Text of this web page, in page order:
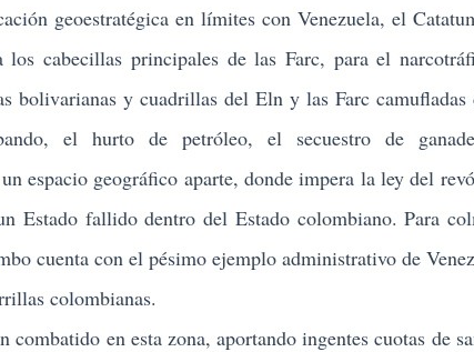
geoestratégica en límites con Venezuela, el
cabecillas principales de las Farc, para el
bolivarianas y cuadrillas del Eln y las Farc camufladas
el hurto de petróleo, el secuestro de
espacio geográfico aparte, donde impera la ley del
Estado fallido dentro del Estado colombiano. Para
cuenta con el pésimo ejemplo administrativo de
colombianas.
en esta zona, aportando ingentes cuotas de